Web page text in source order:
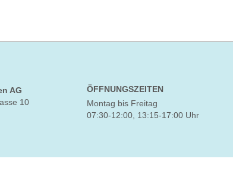
AG
10
ÖFFNUNGSZEITEN
Montag bis Freitag
07:30-12:00, 13:15-17:00 Uhr